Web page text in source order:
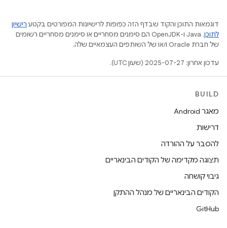
דוגמאות התוכן והקוד שבדף הזה כפופות לרישיונות המפורטים בקטע רישיון
לתוכן
.‏ Java ו-OpenJDK הם סימנים מסחריים או סימנים מסחריים רשומים
של חברת Oracle ו/או של השותפים העצמאיים שלה.
עדכון אחרון: 2025-07-27 (שעון UTC).
BUILD
מאגר Android
דרישות
להסבר על ההורדה
תצוגה מקדימה של הקודים הבינאריים
גיבוי קושחה
הקודים הבינאריים של מנהל ההתקן
GitHub